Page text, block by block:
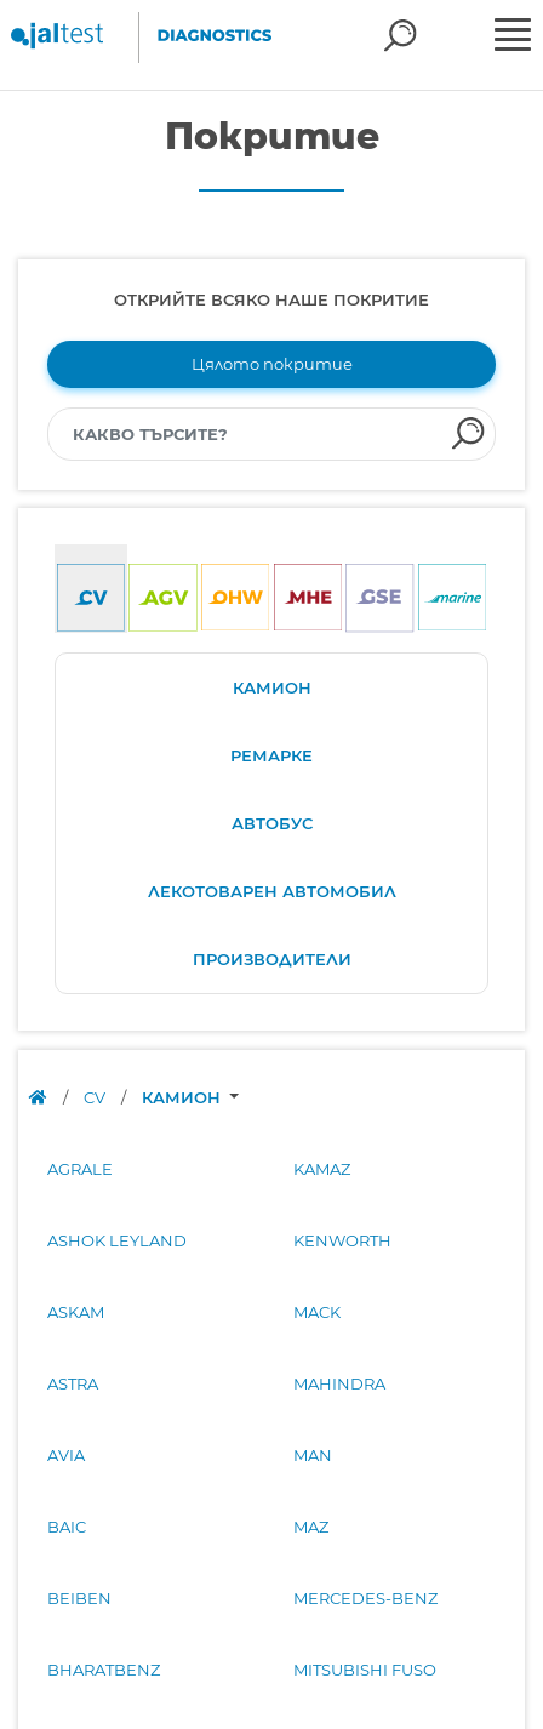
Покритие
ОТКРИЙТЕ ВСЯКО НАШЕ ПОКРИТИЕ
Цялото покритие
КАМИОН
РЕМАРКЕ
АВТОБУС
ЛЕКОТОВАРЕН АВТОМОБИЛ
ПРОИЗВОДИТЕЛИ
/ CV / КАМИОН
AGRALE
ASHOK LEYLAND
ASKAM
ASTRA
AVIA
BAIC
BEIBEN
BHARATBENZ
KAMAZ
KENWORTH
MACK
MAHINDRA
MAN
MAZ
MERCEDES-BENZ
MITSUBISHI FUSO